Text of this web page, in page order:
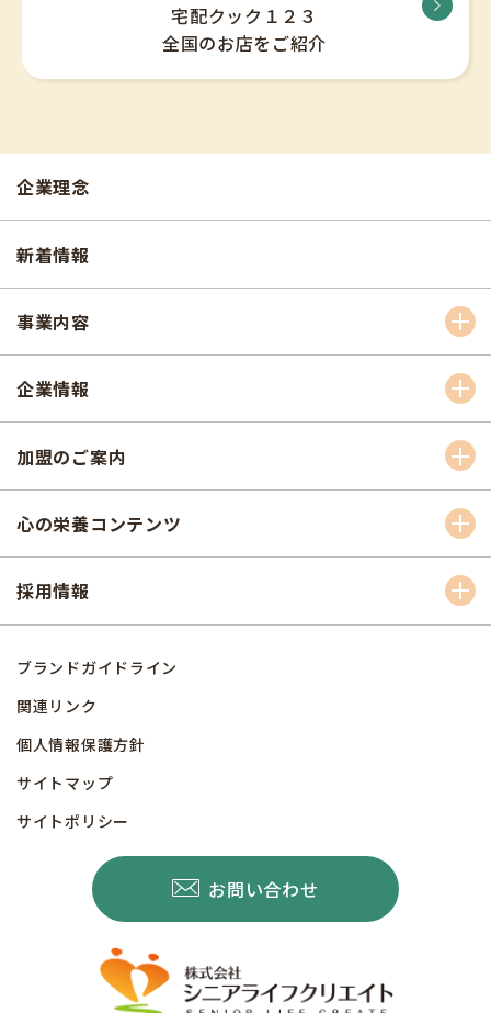
宅配クック１２３
全国のお店をご紹介
企業理念
新着情報
事業内容
企業情報
加盟のご案内
心の栄養コンテンツ
採用情報
ブランドガイドライン
関連リンク
個人情報保護方針
サイトマップ
サイトポリシー
お問い合わせ